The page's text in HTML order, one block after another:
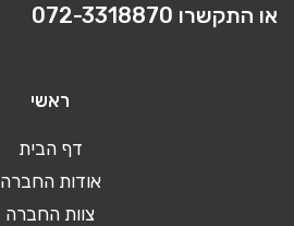
או התקשרו 072-3318870
ראשי
דף הבית
אודות החברה
צוות החברה